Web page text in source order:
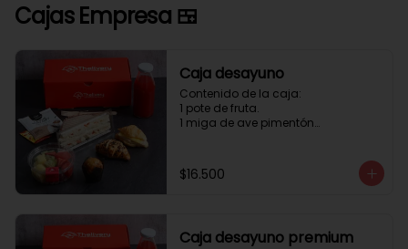
Cajas Empresa 🍱
Caja desayuno
Contenido de la caja:
1 pote de fruta.
1 miga de ave pimentón
1 mini muffin
1 sobre de té y café
$16.500
Caja desayuno premium